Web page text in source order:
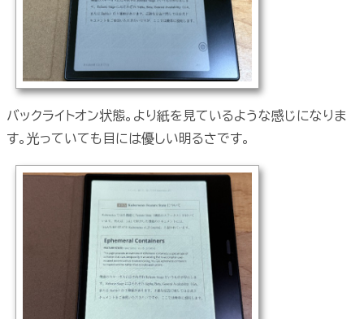
バックライトオン状態。より紙を見ているような感じになりま
す。光っていても目には優しい明るさです。